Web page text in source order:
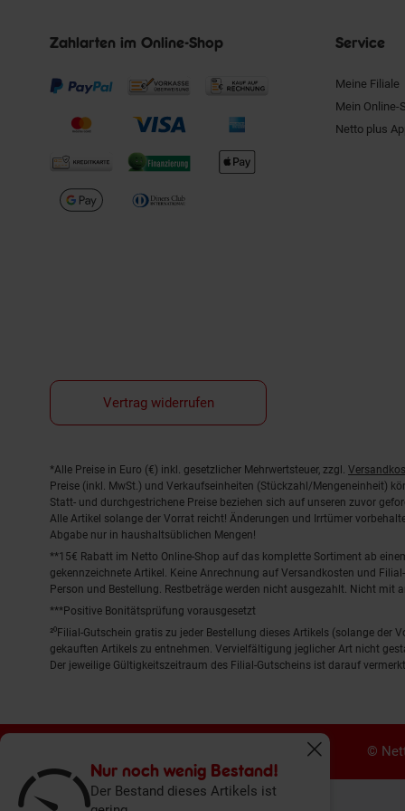
Nur noch wenig Bestand!
Der Bestand dieses Artikels ist
Fenster
Zahlarten im Online-Shop Service
Meine Filiale
Mein Online-
Netto plus
Vertrag widerrufen
Fußnoten
*Alle Preise in Euro (€) inkl. gesetzlicher Mehrwertsteuer, zzgl.
Preise (inkl. MwSt.) und Verkaufseinheiten (Stückzahl/Mengeneinheit)
Statt- und durchgestrichene Preise beziehen sich auf unseren zuvor
Alle Artikel solange der Vorrat reicht! Änderungen und Irrtümer
Abgabe nur in haushaltsüblichen Mengen!
**15€ Rabatt im Netto Online-Shop auf das komplette Sortiment ab
gekennzeichnete Artikel. Keine Anrechnung auf Versandkosten und
Person und Bestellung. Restbeträge werden nicht ausgezahlt. Nicht mit
***Positive Bonitätsprüfung vorausgesetzt
²⁰Filial-Gutschein gratis zu jeder Bestellung dieses Artikels (solange
gekauften Artikels zu entnehmen. Vervielfältigung jeglicher Art nicht
Der jeweilige Gültigkeitszeitraum des Filial-Gutscheins ist darauf vermerkt.
©